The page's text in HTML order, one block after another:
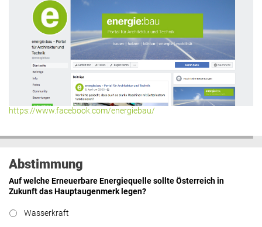
https://www.facebook.com/energiebau/
Abstimmung
Auf welche Erneuerbare Energiequelle sollte Österreich in
Zukunft das Hauptaugenmerk legen?
Wasserkraft